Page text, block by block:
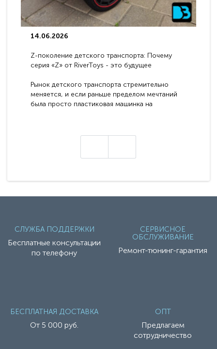
14.06.2026
Z-поколение детского транспорта: Почему
серия «Z» от RiverToys - это будущее
Рынок детского транспорта стремительно
меняется, и если раньше пределом мечтаний
была просто пластиковая машинка на
СЛУЖБА ПОДДЕРЖКИ
Бесплатные консультации
по телефону
СЕРВИСНОЕ
ОБСЛУЖИВАНИЕ
Ремонт-тюнинг-гарантия
БЕСПЛАТНАЯ ДОСТАВКА
От 5 000 руб.
ОПТ
Предлагаем
сотрудничество